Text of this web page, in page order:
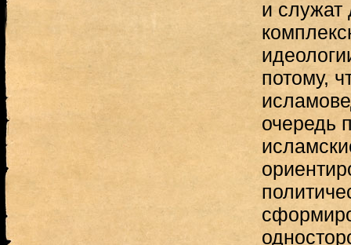
и служат
потому,
очередь